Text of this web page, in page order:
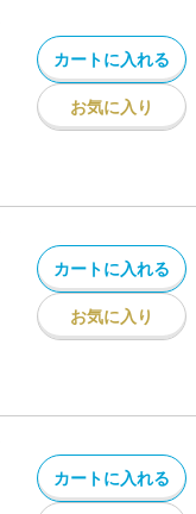
カートに入れる
お気に入り
カートに入れる
お気に入り
カートに入れる